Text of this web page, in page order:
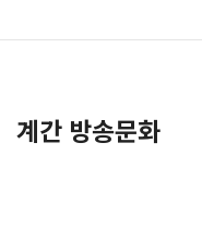
계간 방송문화